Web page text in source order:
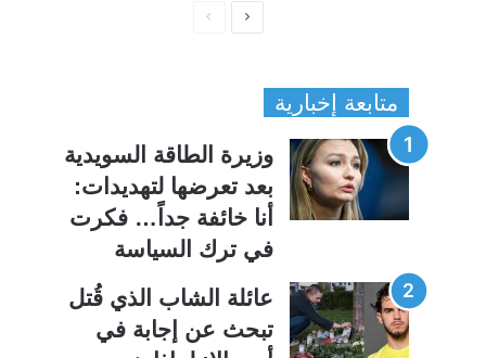
ة
ا
ل
س
ا
ق
ة
ا
ل
ت
ا
ي
متابعة إخبارية
وزيرة الطاقة السويدية
بعد تعرضها لتهديدات:
أنا خائفة جداً… فكرت
في ترك السياسة
عائلة الشاب الذي قُتل
تبحث عن إجابة في